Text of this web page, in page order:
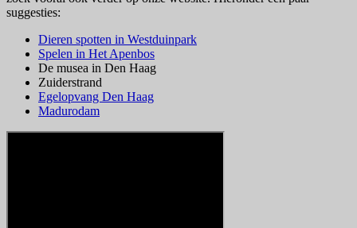
suggesties:
Dieren spotten in Westduinpark
Spelen in Het Apenbos
De musea in Den Haag
Zuiderstrand
Egelopvang Den Haag
Madurodam